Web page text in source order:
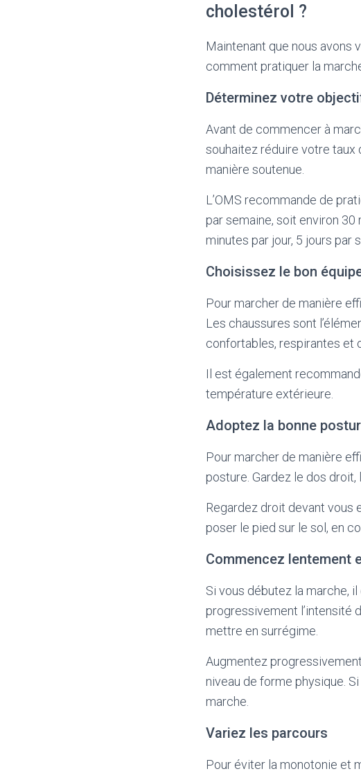
cholestérol ?
Maintenant que nous avons
comment pratiquer la
Déterminez votre
Avant de commencer à
souhaitez réduire votre
manière soutenue.
L’OMS recommande de
par semaine, soit environ
minutes par jour, 5 jours par
Choisissez le bon
Pour marcher de manière
Les chaussures sont
confortables, respirantes et
Il est également
température extérieure.
Adoptez la bonne
Pour marcher de manière
posture. Gardez le dos
Regardez droit devant vous
poser le pied sur le sol, en
Commencez lentement
Si vous débutez la marche,
progressivement l’intensité
mettre en surrégime.
Augmentez
niveau de forme physique.
marche.
Variez les parcours
Pour éviter la monotonie et